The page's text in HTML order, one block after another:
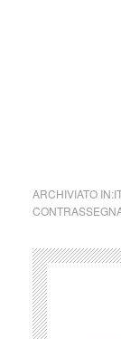
ARCHIVIATO IN: